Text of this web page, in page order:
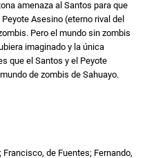
amenaza al Santos para que
Asesino (eterno rival del
Pero el mundo sin zombis
imaginado y la única
que el Santos y el Peyote
de zombis de Sahuayo.
Francisco, de Fuentes; Fernando,